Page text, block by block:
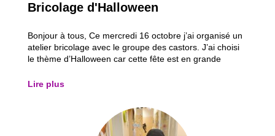
Bricolage d'Halloween
Bonjour à tous, Ce mercredi 16 octobre j’ai organisé un
atelier bricolage avec le groupe des castors. J’ai choisi
le thème d’Halloween car cette fête est en grande
matériel de récupération nous pouvions faire quelque
Lire plus